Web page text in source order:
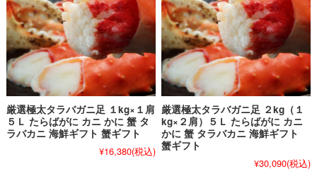
厳選極太タラバガニ足 １kg×１肩
５Ｌ たらばがに カニ かに 蟹 タ
ラバカニ 海鮮ギフト 蟹ギフト
¥16,380(税込)
厳選極太タラバガニ足 ２kg（１
kg×２肩）５Ｌ たらばがに カニ
かに 蟹 タラバカニ 海鮮ギフト
蟹ギフト
¥30,090(税込)